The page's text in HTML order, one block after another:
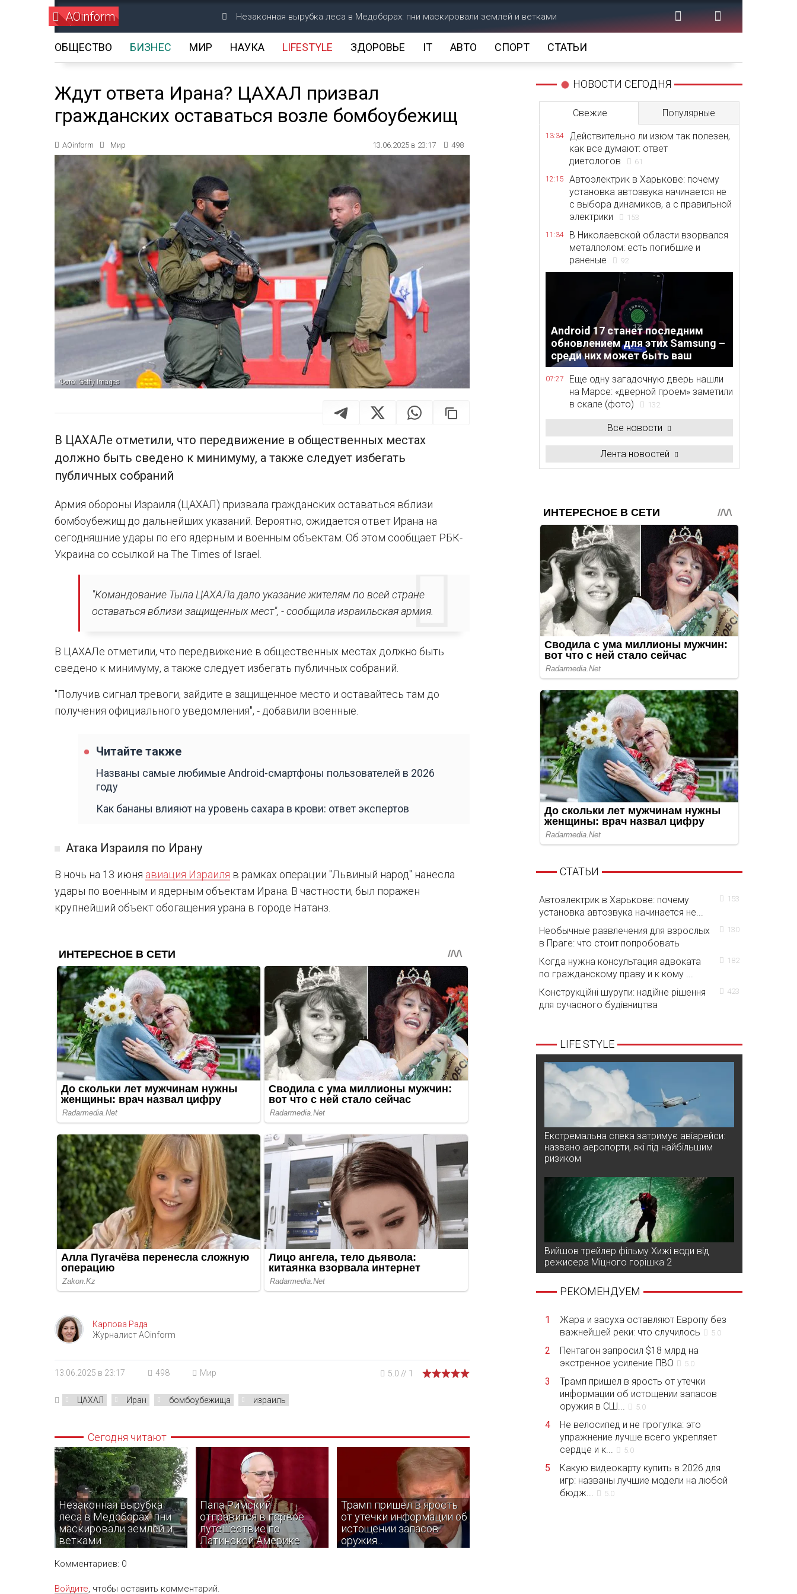
AOinform Незаконная вырубка леса в Медоборах: пни маскировали землей и ветками
ОБЩЕСТВО БИЗНЕС МИР НАУКА LIFESTYLE ЗДОРОВЬЕ IT АВТО СПОРТ СТАТЬИ
Ждут ответа Ирана? ЦАХАЛ призвал
гражданских оставаться возле бомбоубежищ
AOinform Мир 13.06.2025 в 23:17 498
Фото: Getty Images
В ЦАХАЛе отметили, что передвижение в общественных местах
должно быть сведено к минимуму, а также следует избегать
публичных собраний
Армия обороны Израиля (ЦАХАЛ) призвала гражданских оставаться вблизи
бомбоубежищ до дальнейших указаний. Вероятно, ожидается ответ Ирана на
сегодняшние удары по его ядерным и военным объектам. Об этом сообщает РБК-
Украина со ссылкой на The Times of Israel.
"Командование Тыла ЦАХАЛа дало указание жителям по всей стране
оставаться вблизи защищенных мест", - сообщила израильская армия.
В ЦАХАЛе отметили, что передвижение в общественных местах должно быть
сведено к минимуму, а также следует избегать публичных собраний.
"Получив сигнал тревоги, зайдите в защищенное место и оставайтесь там до
получения официального уведомления", - добавили военные.
Читайте также
Названы самые любимые Android-смартфоны пользователей в 2026
году
Как бананы влияют на уровень сахара в крови: ответ экспертов
Атака Израиля по Ирану
В ночь на 13 июня авиация Израиля в рамках операции "Львиный народ" нанесла
удары по военным и ядерным объектам Ирана. В частности, был поражен
крупнейший объект обогащения урана в городе Натанз.
Карпова Рада
Журналист AOinform
13.06.2025 в 23:17 498 Мир 5.0 // 1
ЦАХАЛ Иран бомбоубежища израиль
Сегодня читают
Незаконная вырубка
леса в Медоборах: пни
маскировали землей и
ветками
Папа Римский
отправится в первое
путешествие по
Латинской Америке
Трамп пришел в ярость
от утечки информации об
истощении запасов
оружия...
Комментариев: 0
Войдите, чтобы оставить комментарий.
НОВОСТИ СЕГОДНЯ
Свежие Популярные
13:34
Действительно ли изюм так полезен,
как все думают: ответ
диетологов
61
12:15
Автоэлектрик в Харькове: почему
установка автозвука начинается не
с выбора динамиков, а с правильной
электрики
153
11:34
В Николаевской области взорвался
металлолом: есть погибшие и
раненые
92
Android 17 станет последним
обновлением для этих Samsung –
среди них может быть ваш
07:27
Еще одну загадочную дверь нашли
на Марсе: «дверной проем» заметили
в скале (фото)
132
Все новости
Лента новостей
СТАТЬИ
Автоэлектрик в Харькове: почему
установка автозвука начинается не...
153
Необычные развлечения для взрослых
в Праге: что стоит попробовать
130
Когда нужна консультация адвоката
по гражданскому праву и к кому ...
182
Конструкційні шурупи: надійне рішення
для сучасного будівництва
423
LIFE STYLE
Екстремальна спека затримує авіарейси:
названо аеропорти, які під найбільшим
ризиком
Вийшов трейлер фільму Хижі води від
режисера Міцного горішка 2
РЕКОМЕНДУЕМ
1
Жара и засуха оставляют Европу без
важнейшей реки: что случилось
5.0
2
Пентагон запросил $18 млрд на
экстренное усиление ПВО
5.0
3
Трамп пришел в ярость от утечки
информации об истощении запасов
оружия в СШ...
5.0
4
Не велосипед и не прогулка: это
упражнение лучше всего укрепляет
сердце и к...
5.0
5
Какую видеокарту купить в 2026 для
игр: названы лучшие модели на любой
бюдж...
5.0